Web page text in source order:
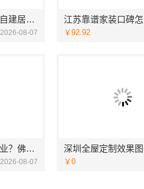
海南万赢饰家：乡村自建居室水电规整
2026-08-07 ￥92.92
专业家装装修哪家专业？佛山市雅居美家装饰全流程标准化管控
2026-08-07 ￥0